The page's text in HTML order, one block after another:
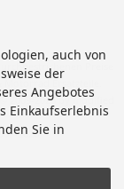
Preise
Ersatzteile.
2026 by modified
2026
auch von
der
Angebotes
Einkaufserlebnis
Sie in